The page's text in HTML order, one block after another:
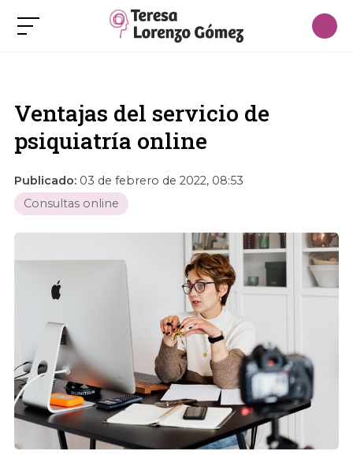
Ventajas del servicio de
psiquiatría online
Publicado: 03 de febrero de 2022, 08:53
Consultas online